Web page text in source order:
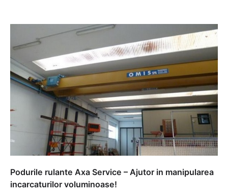
Podurile rulante Axa Service – Ajutor in manipularea
incarcaturilor voluminoase!